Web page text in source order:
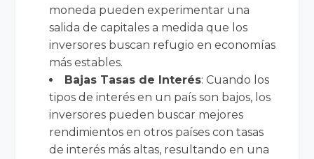
moneda pueden experimentar una
salida de capitales a medida que los
inversores buscan refugio en economías
más estables.
Bajas Tasas de Interés: Cuando los
tipos de interés en un país son bajos, los
inversores pueden buscar mejores
rendimientos en otros países con tasas
de interés más altas, resultando en una